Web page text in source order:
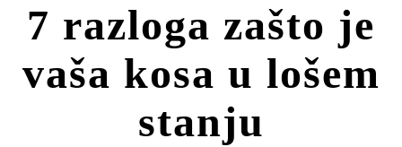
7 razloga zašto je
vaša kosa u lošem
stanju